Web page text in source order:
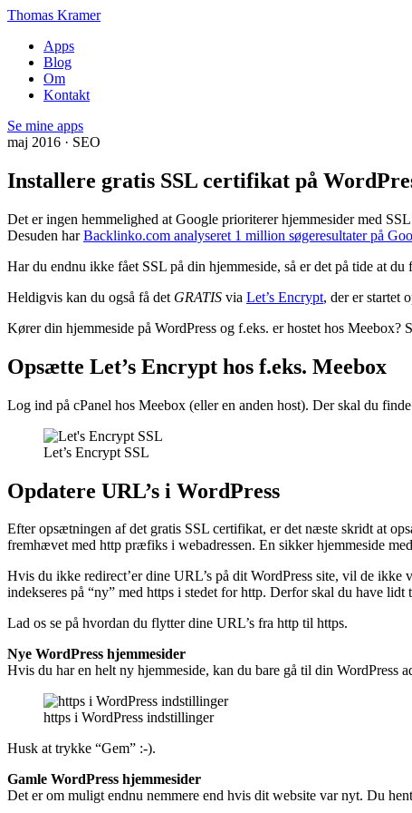
Thomas Kramer
Apps
Blog
Om
Kontakt
Se mine apps
maj 2016 · SEO
Installere gratis SSL certifikat på
Det er ingen hemmelighed at Google prioriterer hjemmesider med
Desuden harBacklinko.com analyseret 1 million søgeresultater på
Har du endnu ikke fået SSL på din hjemmeside, så er det på tide at
Heldigvis kan du også få det GRATIS via Let’s Encrypt, der er startet
Kører din hjemmeside på WordPress og f.eks. er hostet hos Meebox?
Opsætte Let’s Encrypt hos f.eks. Meebox
Log ind på cPanel hos Meebox (eller en anden host). Der skal du
Let’s Encrypt SSL
Opdatere URL’s i WordPress
Efter opsætningen af det gratis SSL certifikat, er det næste skridt at
fremhævet med http præfiks i webadressen. En sikker hjemmeside
Hvis du ikke redirect’er dine URL’s på dit WordPress site, vil de
indekseres på “ny” med https i stedet for http. Derfor skal du have
Lad os se på hvordan du flytter dine URL’s fra http til https.
Nye WordPress hjemmesider
Hvis du har en helt ny hjemmeside, kan du bare gå til din
https i WordPress indstillinger
Husk at trykke “Gem” :-).
Gamle WordPress hjemmesider
Det er om muligt endnu nemmere end hvis dit website var nyt. Du